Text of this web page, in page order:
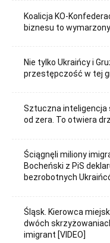
Koalicja KO-
biznesu to
Nie tylko Ukraińcy i
przestępczość w tej
Sztuczna inteligencja
od zera. To otwiera
Ściągnęli miliony
Bocheński z PiS
bezrobotnych
Śląsk. Kierowca
dwóch
imigrant [VIDEO]